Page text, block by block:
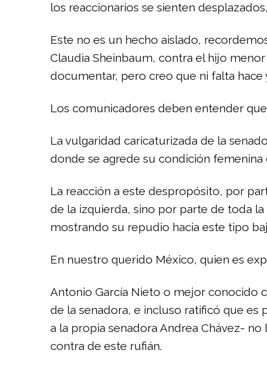
los reaccionarios se sienten
Este no es un hecho aislado,
Claudia Sheinbaum, contra el hijo
documentar, pero creo que ni falta
Los comunicadores deben entender
La vulgaridad caricaturizada de la
donde se agrede su condición femenina
La reacción a este despropósito, por
de la izquierda, sino por parte de toda
mostrando su repudio hacia este tipo
En nuestro querido México, quien es
Antonio García Nieto o mejor conocido
de la senadora, e incluso ratificó que
a la propia senadora Andrea Chávez-
contra de este rufián.